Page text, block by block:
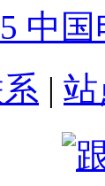
中
| 站